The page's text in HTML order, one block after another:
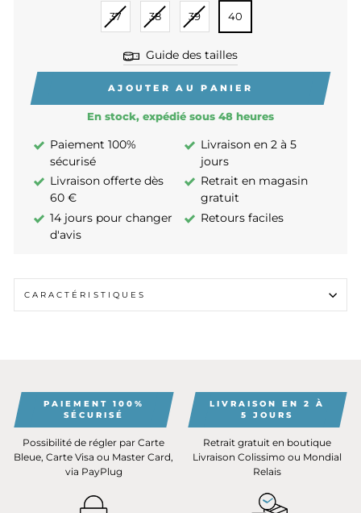
37 38 39 40
Guide des tailles
AJOUTER AU PANIER
En stock, expédié sous 48 heures
Paiement 100%
sécurisé
Livraison en 2 à 5
jours
Livraison offerte dès
60 €
Retrait en magasin
gratuit
14 jours pour changer
d'avis
Retours faciles
CARACTÉRISTIQUES
PAIEMENT 100%
SÉCURISÉ
Possibilité de régler par Carte
Bleue, Carte Visa ou Master Card,
via PayPlug
LIVRAISON EN 2 À
5 JOURS
Retrait gratuit en boutique
Livraison Colissimo ou Mondial
Relais